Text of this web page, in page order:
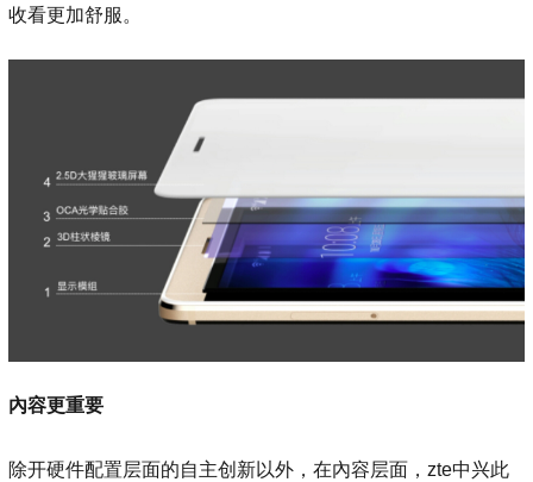
收看更加舒服。
內容更重要
除开硬件配置层面的自主创新以外，在內容层面，zte中兴此